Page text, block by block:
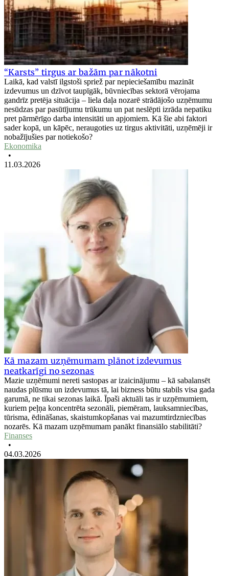
“Karsts” tirgus ar bažām par nākotni
Laikā, kad valstī ilgstoši spriež par nepieciešamību mazināt
izdevumus un dzīvot taupīgāk, būvniecības sektorā vērojama
gandrīz pretēja situācija – liela daļa nozarē strādājošo uzņēmumu
nesūdzas par pasūtījumu trūkumu un pat neslēpti izrāda nepatiku
pret pārmērīgo darba intensitāti un apjomiem. Kā šie abi faktori
sader kopā, un kāpēc, neraugoties uz tirgus aktivitāti, uzņēmēji ir
nobažījušies par notiekošo?
Ekonomika
•
11.03.2026
Kā mazam uzņēmumam plānot izdevumus
neatkarīgi no sezonas
Mazie uzņēmumi nereti sastopas ar izaicinājumu – kā sabalansēt
naudas plūsmu un izdevumus tā, lai bizness būtu stabils visa gada
garumā, ne tikai sezonas laikā. Īpaši aktuāli tas ir uzņēmumiem,
kuriem peļņa koncentrēta sezonāli, piemēram, lauksamniecības,
tūrisma, ēdināšanas, skaistumkopšanas vai mazumtirdzniecības
nozarēs. Kā mazam uzņēmumam panākt finansiālo stabilitāti?
Finanses
•
04.03.2026